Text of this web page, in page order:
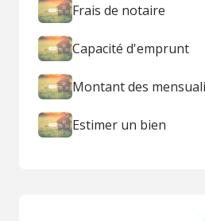
Frais de notaire
Capacité d'emprunt
Montant des
Estimer un bien